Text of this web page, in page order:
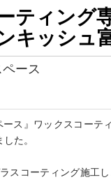
ティング
キッシュ
ース
ース』ワックスコーテ
た。
スコーティング施工